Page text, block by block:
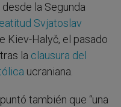
la Segunda
Svjatoslav
Kiev-Halyč, el pasado
la clausura del
ucraniana.
también que “una